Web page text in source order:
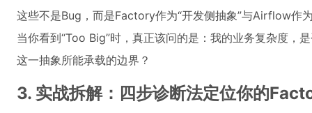
这些不是Bug，而是Factory作为“开发侧抽象”与Airflow作
当你看到“Too Big”时，真正该问的是：我的业务复杂度，
这一抽象所能承载的边界？
3. 实战拆解：四步诊断法定位你的